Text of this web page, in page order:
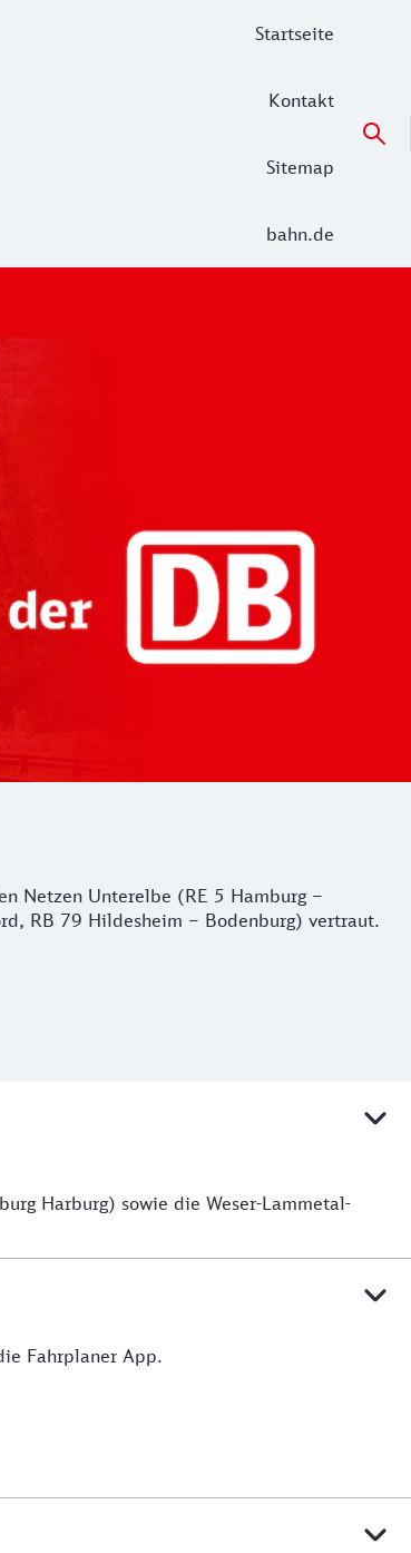
Startseite
Kontakt
Sitemap
bahn.de
Unterelbe (RE 5 Hamburg –
Netzen Unterelbe (RE 5 Hamburg –
RB 79 Hildesheim – Bodenburg) vertraut.
Harburg) sowie die Weser-Lammetal-
Fahrplaner App.